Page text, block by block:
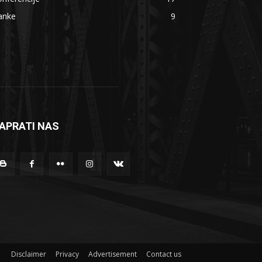
9
NAS
Disclaimer Privacy Advertisement Contact us